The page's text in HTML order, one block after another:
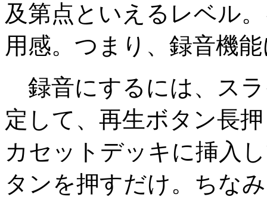
及第点といえるレベル
用感。つまり、録音機
録音にするには、ス
定して、再生ボタン長
カセットデッキに挿入
タンを押すだけ。ちな